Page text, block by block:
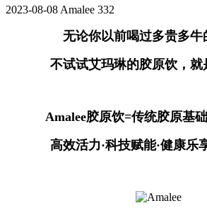
2023-08-08 Amalee 332
无论你以前喝过多贵多牛
不试试艾玛琳的胶原饮，就
Amalee胶原饮=传统胶原基
高效活力·科技赋能·健康乐